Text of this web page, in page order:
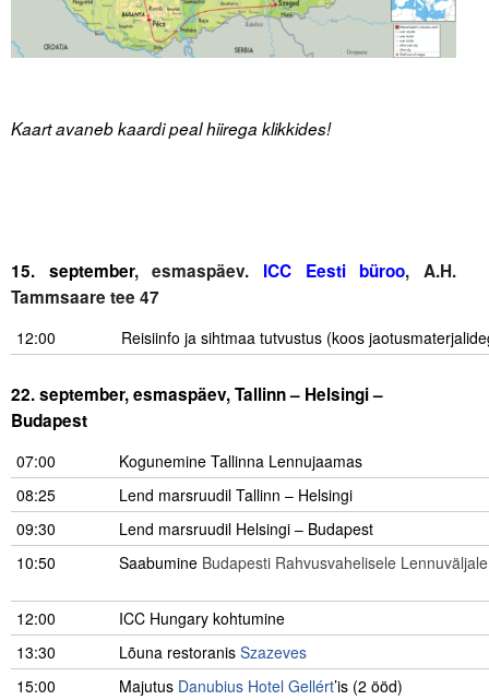
Kaart avaneb kaardi peal hiirega klikkides!
15. september, esmaspäev. ICC Eesti büroo, A.H.
Tammsaare tee 47
12:00 Reisiinfo ja sihtmaa tutvustus (koos
22. september, esmaspäev, Tallinn– Helsingi –
Budapest
07:00
Kogunemine Tallinna Lennujaamas
08:25
Lend marsruudil Tallinn – Helsingi
09:30
Lend marsruudil Helsingi – Budapest
10:50
Saabumine Budapesti Rahvusvahelisele
12:00
ICC Hungary kohtumine
13:30
Lõuna restoranis Szazeves
15:00
Majutus Danubius Hotel Gellért’is (2 ööd)